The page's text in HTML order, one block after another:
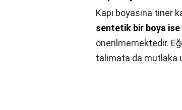
Kapı boyasına tiner
sentetik bir boya
önerilmemektedir.
talimata da mutlaka